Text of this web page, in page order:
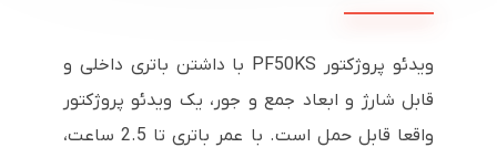
ویدئو پروژکتور PF50KS با داشتن باتری داخلی و
قابل شارژ و ابعاد جمع و جور، یک ویدئو پروژکتور
واقعا قابل حمل است. با عمر باتری تا 2.5 ساعت،